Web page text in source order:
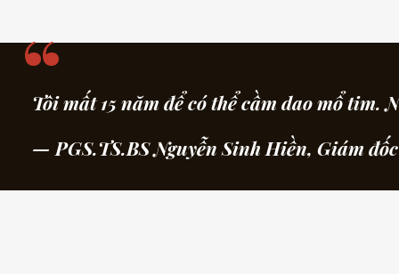
Tôi mất 15 năm để có thể cầm dao mổ
— PGS.TS.BS Nguyễn Sinh Hiền, Giám